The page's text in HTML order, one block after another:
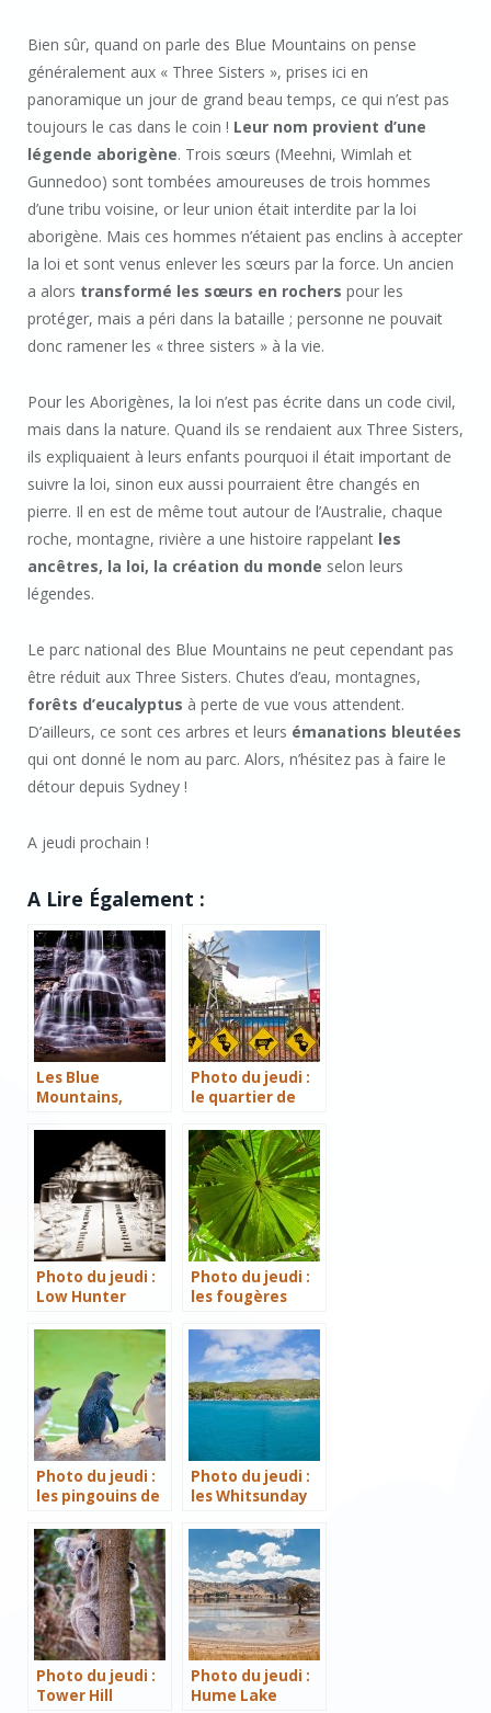
Bien sûr, quand on parle des Blue Mountains on pense
généralement aux « Three Sisters », prises ici en
panoramique un jour de grand beau temps, ce qui n’est pas
toujours le cas dans le coin ! Leur nom provient d’une
légende aborigène. Trois sœurs (Meehni, Wimlah et
Gunnedoo) sont tombées amoureuses de trois hommes
d’une tribu voisine, or leur union était interdite par la loi
aborigène. Mais ces hommes n’étaient pas enclins à accepter
la loi et sont venus enlever les sœurs par la force. Un ancien
a alors transformé les sœurs en rochers pour les
protéger, mais a péri dans la bataille ; personne ne pouvait
donc ramener les « three sisters » à la vie.
Pour les Aborigènes, la loi n’est pas écrite dans un code civil,
mais dans la nature. Quand ils se rendaient aux Three Sisters,
ils expliquaient à leurs enfants pourquoi il était important de
suivre la loi, sinon eux aussi pourraient être changés en
pierre. Il en est de même tout autour de l’Australie, chaque
roche, montagne, rivière a une histoire rappelant les
ancêtres, la loi, la création du monde selon leurs
légendes.
Le parc national des Blue Mountains ne peut cependant pas
être réduit aux Three Sisters. Chutes d’eau, montagnes,
forêts d’eucalyptus à perte de vue vous attendent.
D’ailleurs, ce sont ces arbres et leurs émanations bleutées
qui ont donné le nom au parc. Alors, n’hésitez pas à faire le
détour depuis Sydney !
A jeudi prochain !
A Lire Également :
Les Blue
Mountains,
grandioses
Photo du jeudi :
le quartier de
à Sydney
Photo du jeudi :
Low Hunter
Photo du jeudi :
les fougères
Daintree
National Park
Photo du jeudi :
les pingouins de
Photo du jeudi :
les Whitsunday
Photo du jeudi :
Tower Hill
Photo du jeudi :
Hume Lake